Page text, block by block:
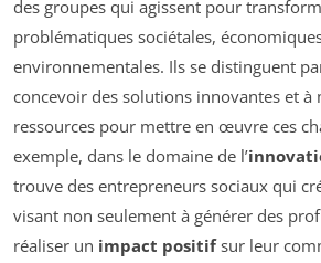
des groupes qui agissent pour
problématiques sociétales,
environnementales. Ils se distinguent
concevoir des solutions innovantes et à
ressources pour mettre en œuvre ces
exemple, dans le domaine de l’
trouve des entrepreneurs sociaux qui
visant non seulement à générer des
réaliser un impact positifsur leur